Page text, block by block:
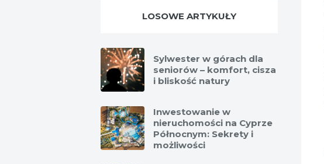
LOSOWE ARTYKUŁY
Sylwester w górach dla
seniorów – komfort, cisza
i bliskość natury
Inwestowanie w
nieruchomości na Cyprze
Północnym: Sekrety i
możliwości